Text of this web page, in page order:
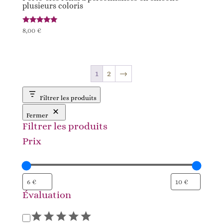
plusieurs coloris
Note
5.00
8,00 €
1 2 →
Filtrer les produits
Fermer
Filtrer les produits
Prix
Évaluation
Évaluation